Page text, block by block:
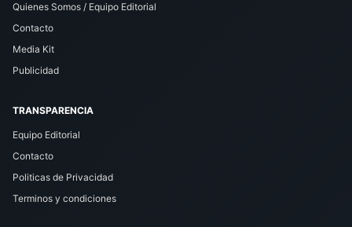
Quienes Somos / Equipo Editorial
Contacto
Media Kit
Publicidad
TRANSPARENCIA
Equipo Editorial
Contacto
Politicas de Privacidad
Terminos y condiciones